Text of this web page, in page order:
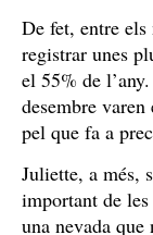
De fet, entre els
registrar unes
el 55% de
desembre
pel que fa a
Juliette, a més,
important de
una nevada